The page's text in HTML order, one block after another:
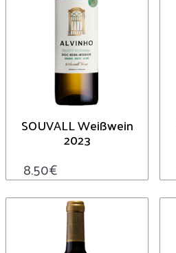
SOUVALL Weißwein
2023
8.50€